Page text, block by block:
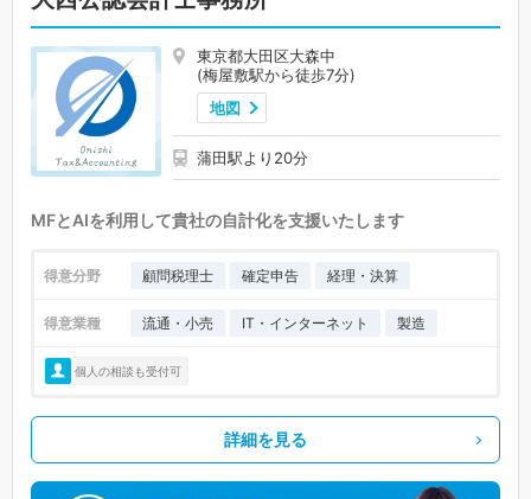
東京都大田区大森中
(梅屋敷駅から徒歩7分)
地図
蒲田駅より20分
MFとAIを利用して貴社の自計化を支援いたします
得意分野 顧問税理士 確定申告 経理・決算
得意業種 流通・小売 IT・インターネット 製造
個人の相談も受付可
詳細を見る